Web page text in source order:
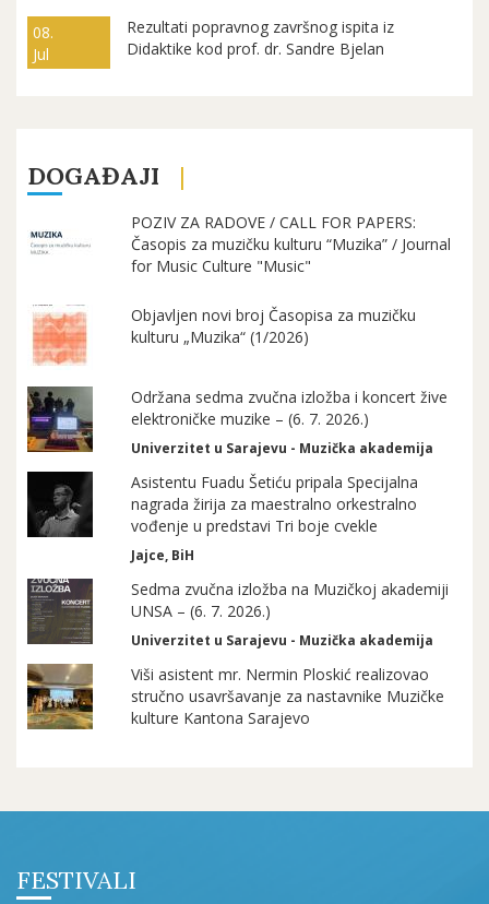
08.
Jul
Rezultati popravnog završnog ispita iz
Didaktike kod prof. dr. Sandre Bjelan
DOGAĐAJI
POZIV ZA RADOVE / CALL FOR PAPERS:
Časopis za muzičku kulturu “Muzika” / Journal
for Music Culture "Music"
Objavljen novi broj Časopisa za muzičku
kulturu „Muzika“ (1/2026)
Održana sedma zvučna izložba i koncert žive
elektroničke muzike – (6. 7. 2026.)
Univerzitet u Sarajevu - Muzička akademija
Asistentu Fuadu Šetiću pripala Specijalna
nagrada žirija za maestralno orkestralno
vođenje u predstavi Tri boje cvekle
Jajce, BiH
Sedma zvučna izložba na Muzičkoj akademiji
UNSA – (6. 7. 2026.)
Univerzitet u Sarajevu - Muzička akademija
Viši asistent mr. Nermin Ploskić realizovao
stručno usavršavanje za nastavnike Muzičke
kulture Kantona Sarajevo
FESTIVALI